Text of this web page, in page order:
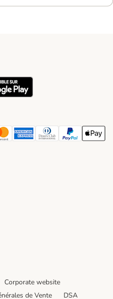
Method
card Payment Method
American express Payment
Diners club Payment
Paypal Payment
Apple
Corporate website
de Vente DSA